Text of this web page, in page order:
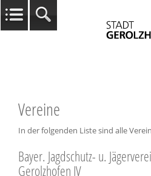
Vereine
In der folgenden Liste sind alle
Bayer. Jagdschutz- u.
Gerolzhofen IV